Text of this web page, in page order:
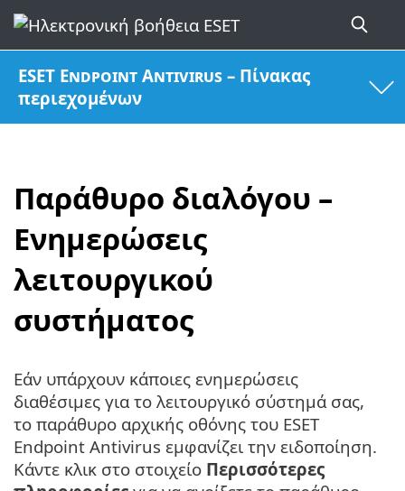
ESET Endpoint Antivirus – Πίνακας
περιεχομένων
Παράθυρο διαλόγου –
Ενημερώσεις
λειτουργικού
συστήματος
Εάν υπάρχουν κάποιες ενημερώσεις
διαθέσιμες για το λειτουργικό σύστημά σας,
το παράθυρο αρχικής οθόνης του ESET
Endpoint Antivirus εμφανίζει την ειδοποίηση.
Κάντε κλικ στο στοιχείο Περισσότερες